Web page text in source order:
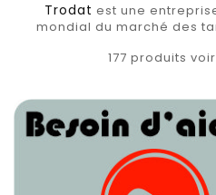
Trodat est une
mondial du marché des
177 produits